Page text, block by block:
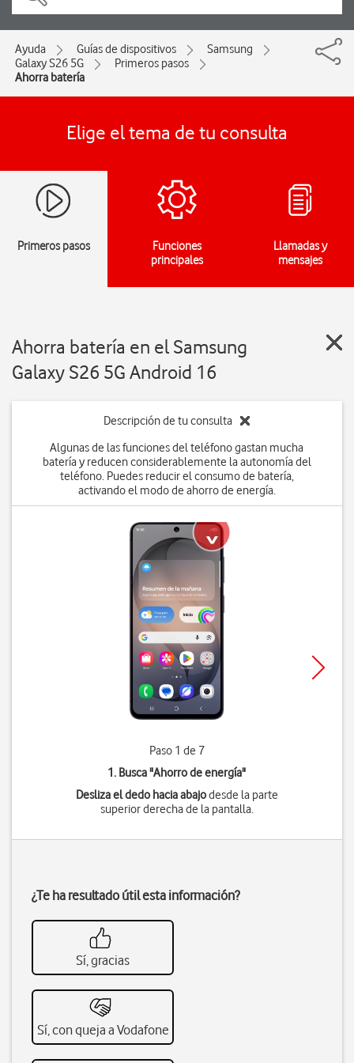
Ayuda Guías de dispositivos
Samsung
Galaxy S26 5G
Primeros pasos
Ahorra batería
Elige el tema de tu consulta
Primeros pasos
Funciones
principales
Llamadas y
mensajes
Ahorra batería en el Samsung
Galaxy S26 5G Android 16
Descripción de tu consulta
Algunas de las funciones del teléfono gastan mucha
batería y reducen considerablemente la autonomía del
teléfono. Puedes reducir el consumo de batería,
activando el modo de ahorro de energía.
Paso 1 de 7
1. Busca "Ahorro de energía"
Desliza el dedo hacia abajodesde la parte
superior derecha de la pantalla.
¿Te ha resultado útil esta información?
Sí, gracias
Sí, con queja a Vodafone